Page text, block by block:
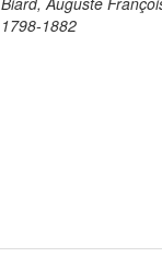
1798-1882